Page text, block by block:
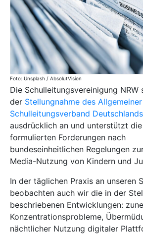
Foto: Unsplash / AbsolutVision
Die Schulleitungsvereinigung NRW
der Stellungnahme des Allgemeiner
Schulleitungsverband Deutschlands
ausdrücklich an und unterstützt
formulierten Forderungen nach
bundeseinheitlichen Regelungen
Media-Nutzung von Kindern und
In der täglichen Praxis an unseren
beobachten auch wir die in der
beschriebenen Entwicklungen:
Konzentrationsprobleme,
nächtlicher Nutzung digitaler